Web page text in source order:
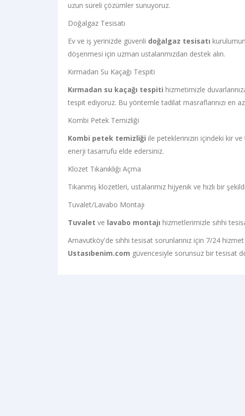
uzun süreli çözümler sunuyoruz.
Doğalgaz Tesisatı
Ev ve iş yerinizde güvenli doğalgaz tesisatı
döşenmesi için uzman ustalarımızdan destek alın.
Kırmadan Su Kaçağı Tespiti
Kırmadan su kaçağı tespiti hizmetimizle
tespit ediyoruz. Bu yöntemle tadilat masraflarınızı en
Kombi Petek Temizliği
Kombi petek temizliği ile peteklerinizin içindeki kir ve
enerji tasarrufu elde edersiniz.
Klozet Tıkanıklığı Açma
Tıkanmış klozetleri, ustalarımız hijyenik ve hızlı bir
Tuvalet/Lavabo Montajı
Tuvalet ve lavabo montajı hizmetlerimizle sıhhi
Arnavutköy'de sıhhi tesisat sorunlarınız için 7/24
Ustasıbenim.com güvencesiyle sorunsuz bir tesisat